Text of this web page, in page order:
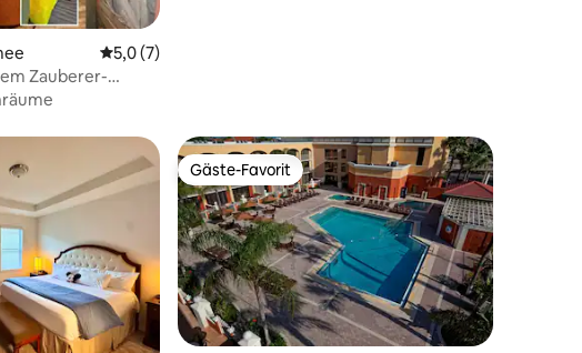
Durchschnittliche Bewertung: 5,0 von 5, 7 Bewertungen
5,0 (7)
Zauberer-
Gäste-Favorit
Gäste-Favorit